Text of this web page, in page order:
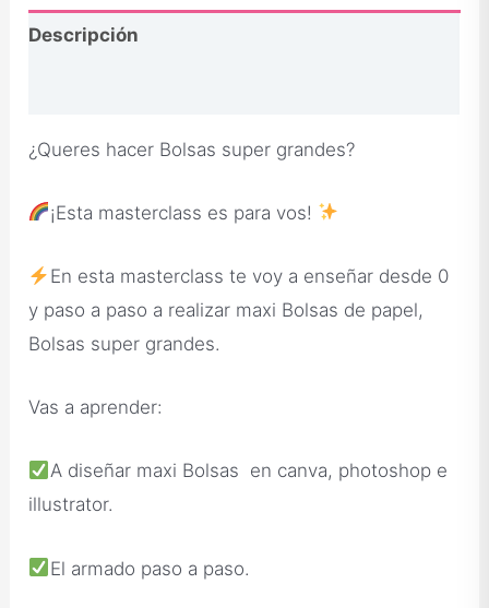
Descripción
¿Queres hacer Bolsas super grandes?
¡Esta masterclass es para vos!
En esta masterclass te voy a enseñar desde 0
y paso a paso a realizar maxi Bolsas de papel,
Bolsas super grandes.
Vas a aprender:
A diseñar maxi Bolsas en canva, photoshop e
illustrator.
El armado paso a paso.